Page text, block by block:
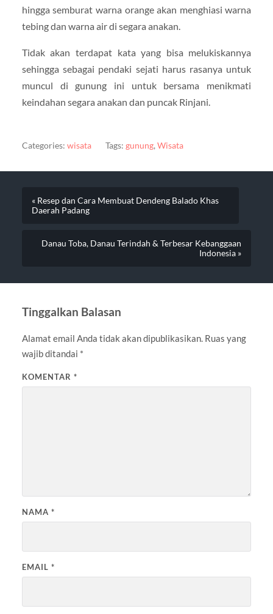
hingga semburat warna orange akan menghiasi warna
tebing dan warna air di segara anakan.
Tidak akan terdapat kata yang bisa melukiskannya
sehingga sebagai pendaki sejati harus rasanya untuk
muncul di gunung ini untuk bersama menikmati
keindahan segara anakan dan puncak Rinjani.
Categories: wisata Tags: gunung, Wisata
« Resep dan Cara Membuat Dendeng Balado Khas
Daerah Padang
Danau Toba, Danau Terindah & Terbesar Kebanggaan
Indonesia »
Tinggalkan Balasan
Alamat email Anda tidak akan dipublikasikan. Ruas yang
wajib ditandai *
KOMENTAR *
NAMA *
EMAIL *